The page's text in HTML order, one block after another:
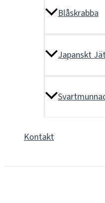
Blåskrabba
Japanskt
Kontakt